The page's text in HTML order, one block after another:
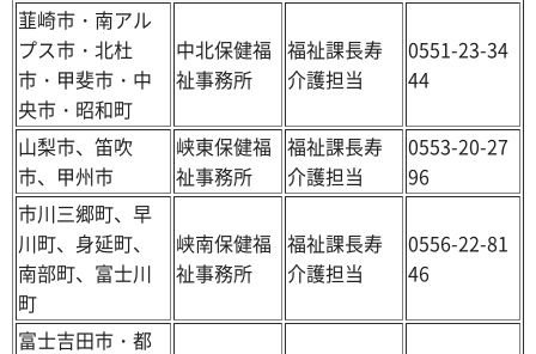
韮崎市・南アル
プス市・北杜
市・甲斐市・中
央市・昭和町
中北保健福
祉事務所
福祉課長寿
介護担当
0551-23-34
44
山梨市、笛吹
市、甲州市
峡東保健福
祉事務所
福祉課長寿
介護担当
0553-20-27
96
市川三郷町、早
川町、身延町、
南部町、富士川
町
峡南保健福
祉事務所
福祉課長寿
介護担当
0556-22-81
46
富士吉田市・都